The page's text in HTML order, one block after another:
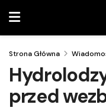
Strona Główna
przed